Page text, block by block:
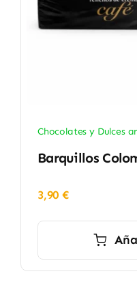
Chocolates y Dulces
Barquillos
3,90€